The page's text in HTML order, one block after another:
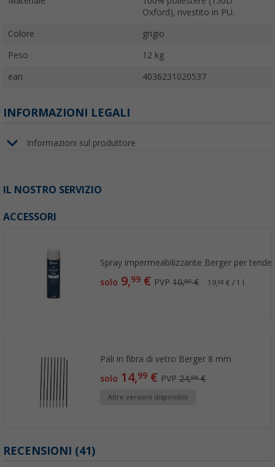
Oxford), rivestito in PU.
Colore grigio
Peso 12 kg
ean 4036231020537
INFORMAZIONI LEGALI
Informazioni sul produttore
IL NOSTRO SERVIZIO
ACCESSORI
Spray impermeabilizzante Berger per tende
solo 9,99 € PVP10,99€ 19,98 € / 1 l
Pali in fibra di vetro Berger 8 mm
solo 14,99 € PVP24,99€
Altre versioni disponibili
RECENSIONI (41)